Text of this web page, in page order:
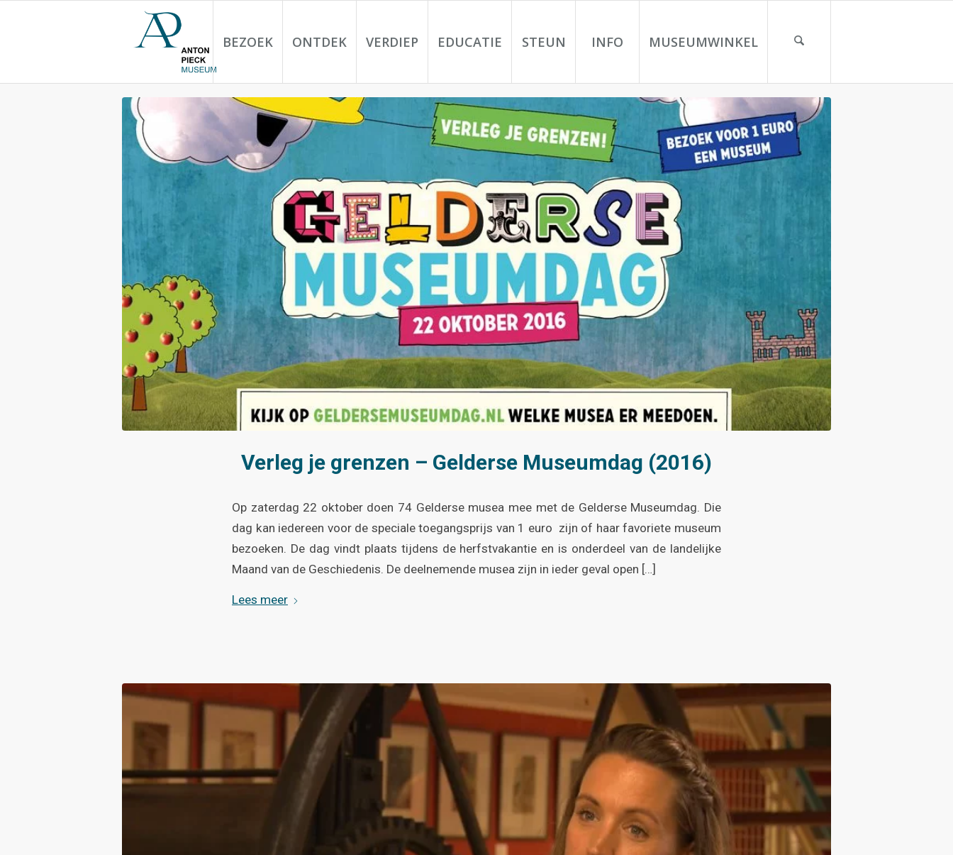
BEZOEK ONTDEK VERDIEP EDUCATIE STEUN INFO MUSEUMWINKEL
Verleg je grenzen – Gelderse Museumdag (2016)
Op zaterdag 22 oktober doen 74 Gelderse musea mee met de Gelderse Museumdag. Die
dag kan iedereen voor de speciale toegangsprijs van 1 euro zijn of haar favoriete museum
bezoeken. De dag vindt plaats tijdens de herfstvakantie en is onderdeel van de landelijke
Maand van de Geschiedenis. De deelnemende musea zijn in ieder geval open […]
Lees meer